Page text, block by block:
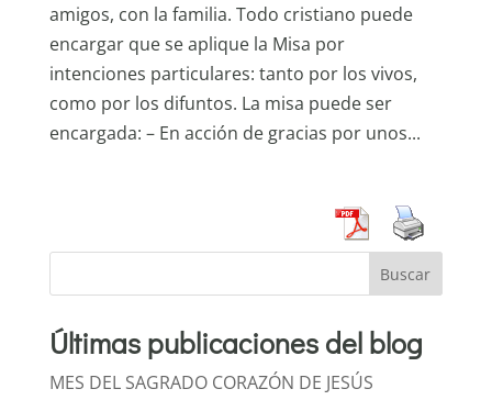
amigos, con la familia. Todo cristiano puede
encargar que se aplique la Misa por
intenciones particulares: tanto por los vivos,
como por los difuntos. La misa puede ser
encargada: – En acción de gracias por unos...
Buscar
Últimas publicaciones del blog
MES DEL SAGRADO CORAZÓN DE JESÚS